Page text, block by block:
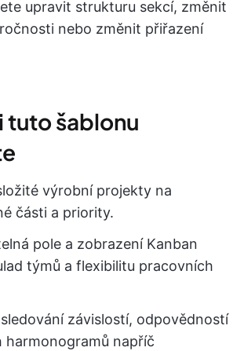
upravit strukturu sekcí, změnit
nebo změnit přiřazení
tuto šablonu
výrobní projekty na
části a priority.
pole a zobrazení Kanban
týmů a flexibilitu pracovních
závislostí, odpovědností
harmonogramů napříč